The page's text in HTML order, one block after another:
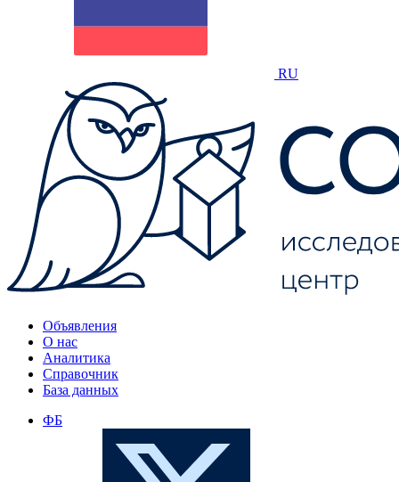
RU
Объявления
О нас
Аналитика
Справочник
База данных
ФБ